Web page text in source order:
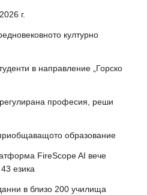
г.
културно
в направление „Горско
професия, реши
образование
FireScope AI вече
езика
в близо 200 училища